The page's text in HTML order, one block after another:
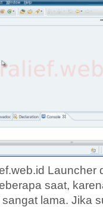
Launcher
saat,
lama. Jika